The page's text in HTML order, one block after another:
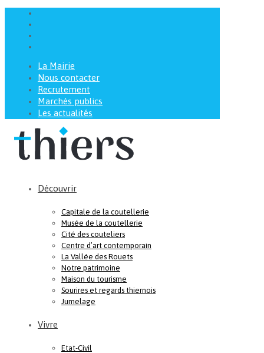
La Mairie
Nous contacter
Recrutement
Marchés publics
Les actualités
Découvrir
Capitale de la coutellerie
Musée de la coutellerie
Cité des couteliers
Centre d’art contemporain
La Vallée des Rouets
Notre patrimoine
Maison du tourisme
Sourires et regards thiernois
Jumelage
Vivre
Etat-Civil